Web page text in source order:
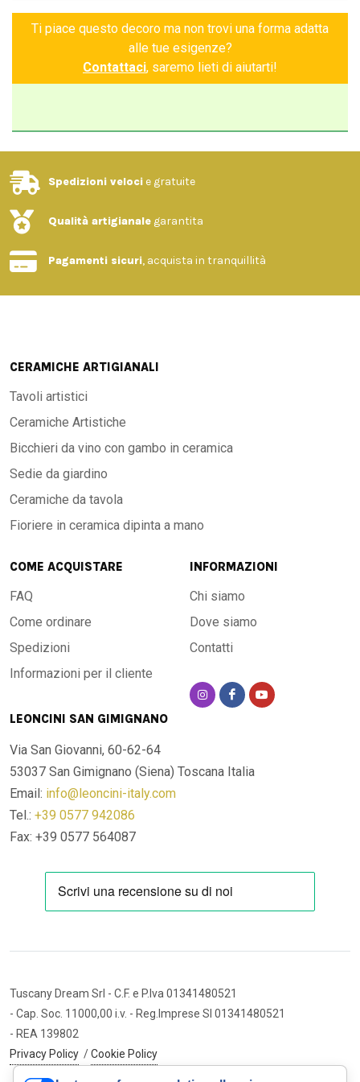
Ti piace questo decoro ma non trovi una forma adatta
alle tue esigenze?
Contattaci, saremo lieti di aiutarti!
Spedizioni veloci e gratuite
Qualità artigianale garantita
Pagamenti sicuri, acquista in tranquillità
CERAMICHE ARTIGIANALI
Tavoli artistici
Ceramiche Artistiche
Bicchieri da vino con gambo in ceramica
Sedie da giardino
Ceramiche da tavola
Fioriere in ceramica dipinta a mano
COME ACQUISTARE
FAQ
Come ordinare
Spedizioni
Informazioni per il cliente
INFORMAZIONI
Chi siamo
Dove siamo
Contatti
LEONCINI SAN GIMIGNANO
Via San Giovanni, 60-62-64
53037 San Gimignano (Siena) Toscana Italia
Email: info@leoncini-italy.com
Tel.: +39 0577 942086
Fax: +39 0577 564087
Tuscany Dream Srl - C.F. e P.Iva 01341480521
- Cap. Soc. 11000,00 i.v. - Reg.Imprese SI 01341480521
- REA 139802
Privacy Policy /Cookie Policy